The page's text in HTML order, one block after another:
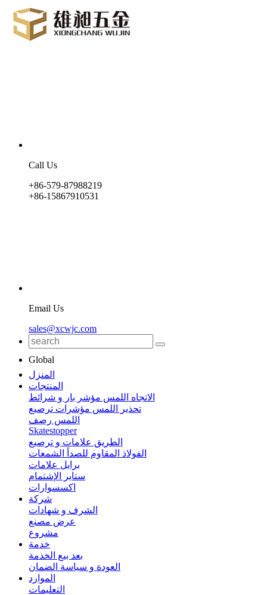
Call Us
+86-579-87988219
+86-15867910531
Email Us
sales@xcwjc.com
Global
المنزل
المنتجات
الاتجاه اللمس مؤشر بار و شرائط
تحذير اللمس مؤشرات ترصيع
اللمس رصف
Skatestopper
الطريق علامات و ترصيع
الفولاذ المقاوم للصدأ الشمعات
برايل علامات
ستاير الإشتمام
اكسسوارات
شركة
الشرف و شهادات
عرض مصنع
مشروع
خدمة
بعد بيع الخدمة
العودة و سياسة الضمان
الموارد
التعليمات